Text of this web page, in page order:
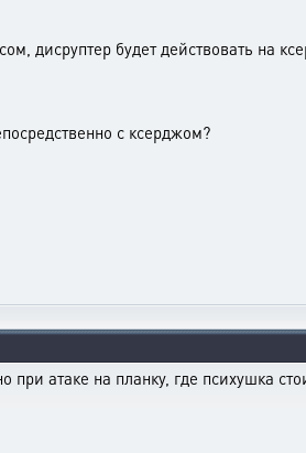
дисруптер будет действовать на
с ксерджом?
атаке на планку, где психушка